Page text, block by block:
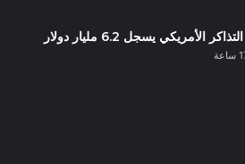
الأمريكي يسجل 6.2 مليار دولار